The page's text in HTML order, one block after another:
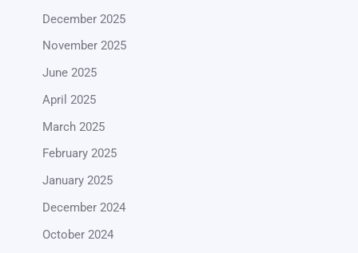
December 2025
November 2025
June 2025
April 2025
March 2025
February 2025
January 2025
December 2024
October 2024